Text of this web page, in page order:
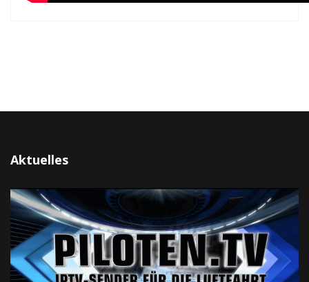
Aktuelles